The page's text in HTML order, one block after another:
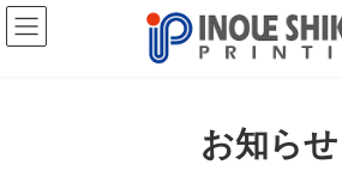
コ
ン
テ
ナ
ビ
ゲ
お知らせ